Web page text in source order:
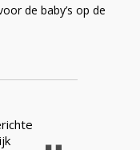
de baby’s op de